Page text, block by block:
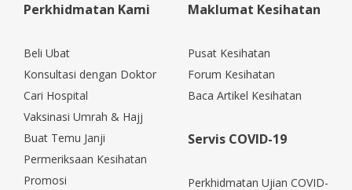
Perkhidmatan Kami
Beli Ubat
Konsultasi dengan Doktor
Cari Hospital
Vaksinasi Umrah & Hajj
Buat Temu Janji
Permeriksaan Kesihatan
Promosi
Maklumat Kesihatan
Pusat Kesihatan
Forum Kesihatan
Baca Artikel Kesihatan
Servis COVID-19
Perkhidmatan Ujian COVID-